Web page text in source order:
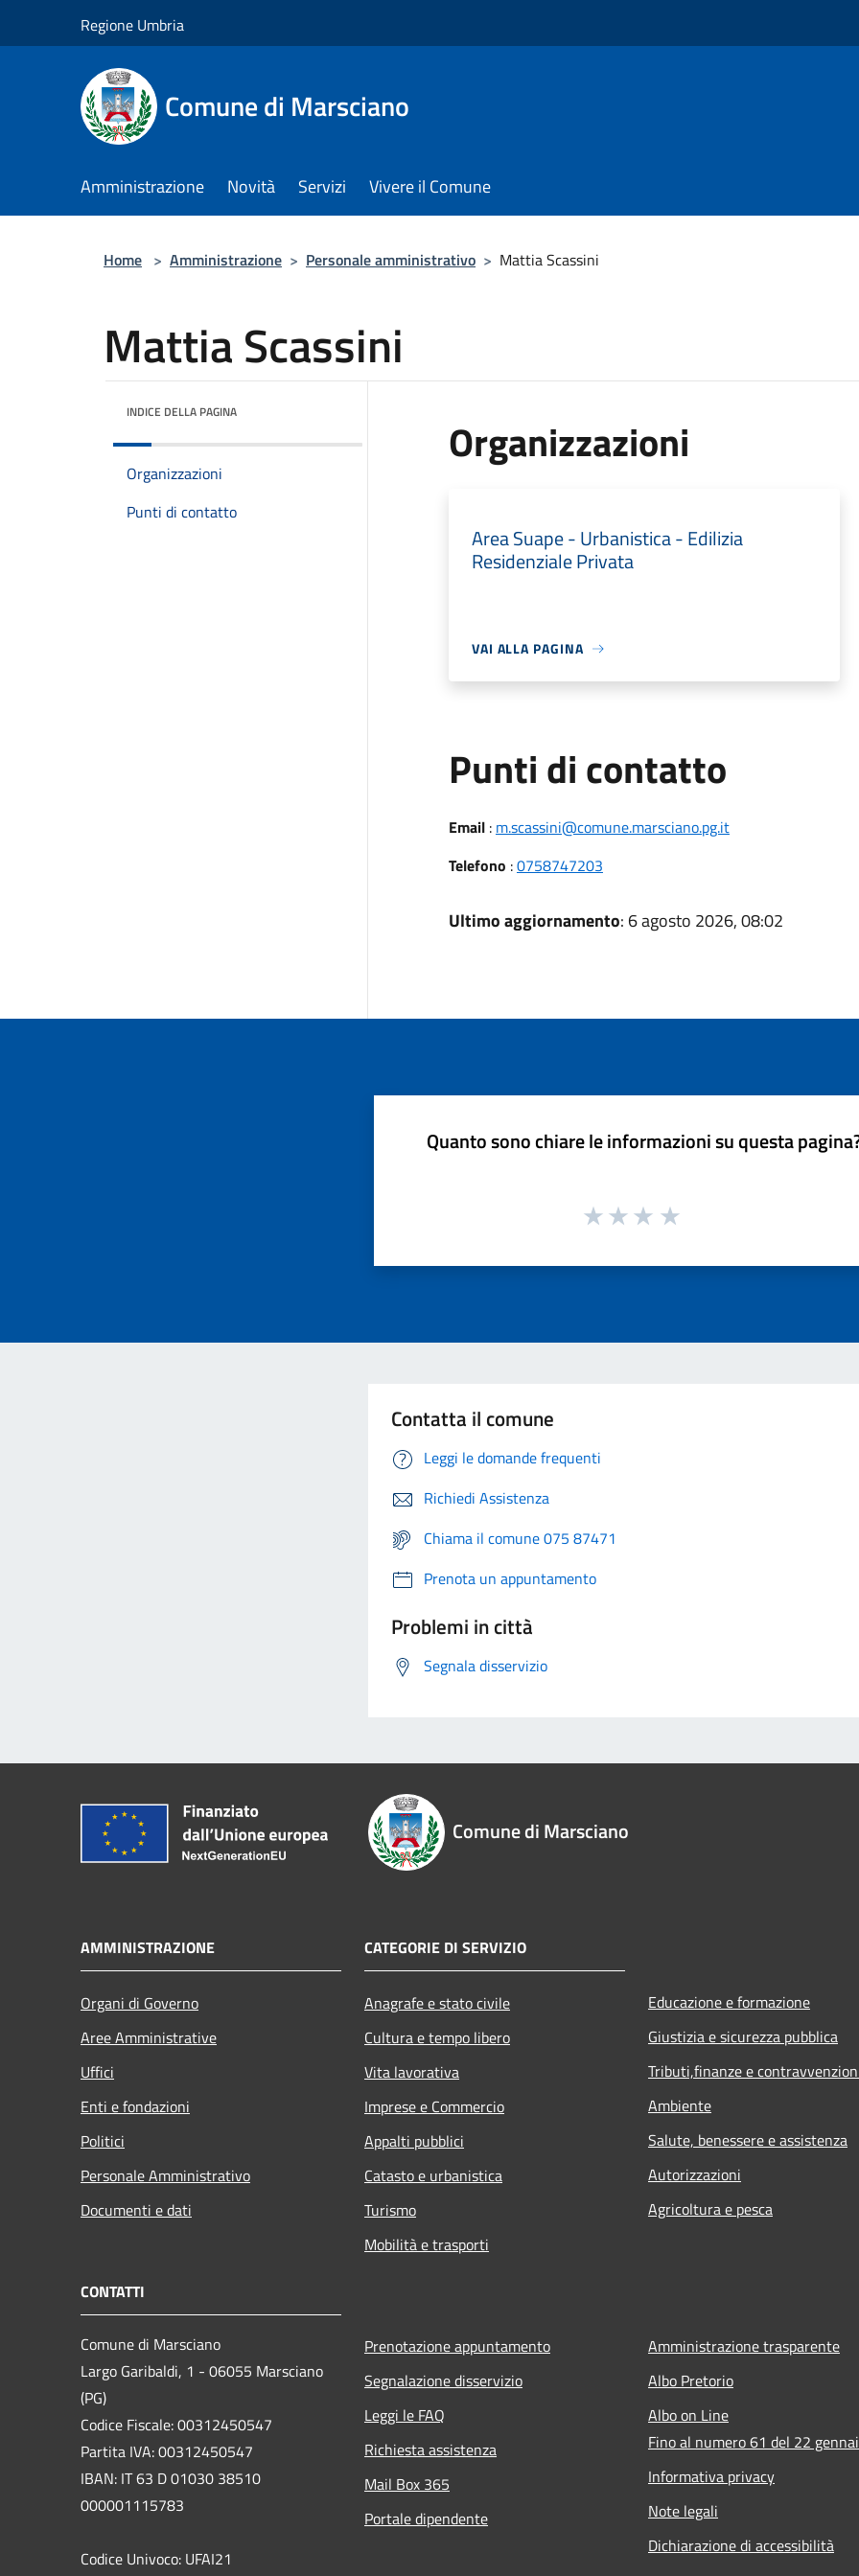
Regione Umbria
Comune di Marsciano
Amministrazione Novità Servizi Vivere il Comune
Home > Amministrazione > Personale amministrativo > Mattia Scassini
Mattia Scassini
INDICE DELLA PAGINA
Organizzazioni
Punti di contatto
Organizzazioni
Area Suape - Urbanistica - Edilizia
Residenziale Privata
VAI ALLA PAGINA
Punti di contatto
Email: m.scassini@comune.marsciano.pg.it
Telefono :0758747203
Ultimo aggiornamento: 6 agosto 2026, 08:02
Quanto sono chiare le informazioni su questa
Contatta il comune
Leggi le domande frequenti
Richiedi Assistenza
Chiama il comune 075 87471
Prenota un appuntamento
Problemi in città
Segnala disservizio
Comune di Marsciano
AMMINISTRAZIONE
Organi di Governo
Aree Amministrative
Uffici
Enti e fondazioni
Politici
Personale Amministrativo
Documenti e dati
CATEGORIE DI SERVIZIO
Anagrafe e stato civile
Cultura e tempo libero
Vita lavorativa
Imprese e Commercio
Appalti pubblici
Catasto e urbanistica
Turismo
Mobilità e trasporti
Educazione e formazione
Giustizia e sicurezza pubblica
Tributi,finanze e
Ambiente
Salute, benessere e assistenza
Autorizzazioni
Agricoltura e pesca
CONTATTI
Comune di Marsciano
Largo Garibaldi, 1 - 06055 Marsciano
(PG)
Codice Fiscale: 00312450547
Partita IVA: 00312450547
IBAN: IT 63 D 01030 38510
000001115783
Codice Univoco: UFAI21
Prenotazione appuntamento
Segnalazione disservizio
Leggi le FAQ
Richiesta assistenza
Mail Box 365
Portale dipendente
Amministrazione trasparente
Albo Pretorio
Albo on Line
Fino al numero 61 del 22
Informativa privacy
Note legali
Dichiarazione di accessibilità